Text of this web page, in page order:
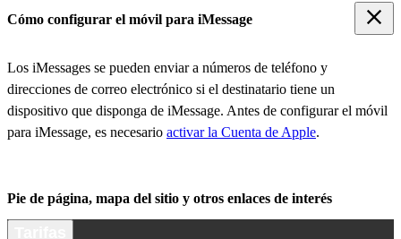
Cómo configurar el móvil para iMessage
Los iMessages se pueden enviar a números de teléfono y
direcciones de correo electrónico si el destinatario tiene un
dispositivo que disponga de iMessage. Antes de configurar el móvil
para iMessage, es necesario activar la Cuenta de Apple.
Pie de página, mapa del sitio y otros enlaces de interés